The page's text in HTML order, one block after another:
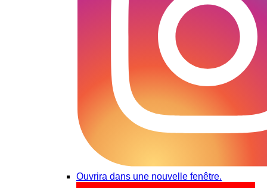
Ouvrira dans une nouvelle fenêtre.